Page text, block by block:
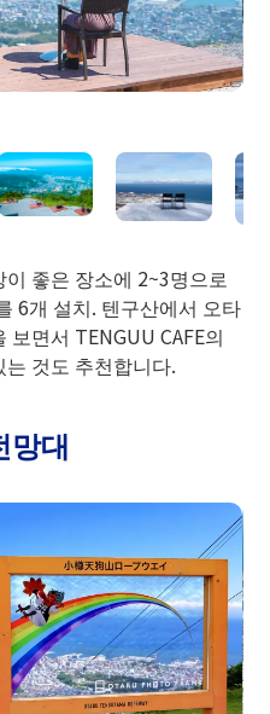
좋은 장소에 2~3명으로
6개 설치. 텐구산에서 오타
면서 TENGUU CAFE의
것도 추천합니다.
망대
성인
1,800엔
복 1,600엔
성인
는 요육 수첩을 가
서 수첩을 제시해 주
.
도 있습니다.
람쥐 공원내로의